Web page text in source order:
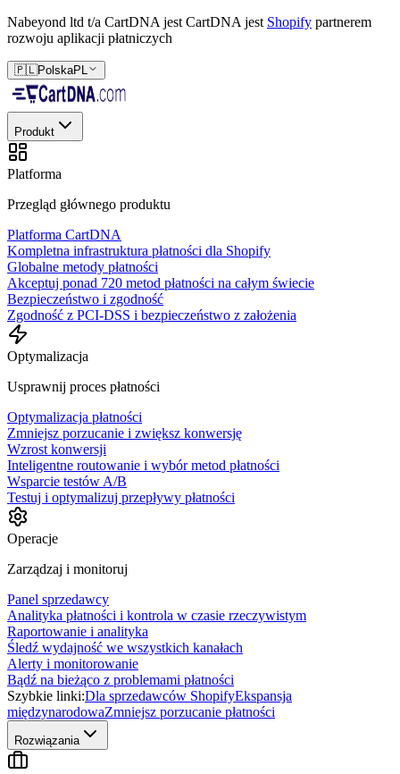
Nabeyond ltd t/a CartDNA jest CartDNA jest Shopify partnerem
rozwoju aplikacji płatniczych
🇵🇱PolskaPL
Produkt
Platforma
Przegląd głównego produktu
Platforma CartDNA
Kompletna infrastruktura płatności dla Shopify
Globalne metody płatności
Akceptuj ponad 720 metod płatności na całym świecie
Bezpieczeństwo i zgodność
Zgodność z PCI-DSS i bezpieczeństwo z założenia
Optymalizacja
Usprawnij proces płatności
Optymalizacja płatności
Zmniejsz porzucanie i zwiększ konwersję
Wzrost konwersji
Inteligentne routowanie i wybór metod płatności
Wsparcie testów A/B
Testuj i optymalizuj przepływy płatności
Operacje
Zarządzaj i monitoruj
Panel sprzedawcy
Analityka płatności i kontrola w czasie rzeczywistym
Raportowanie i analityka
Śledź wydajność we wszystkich kanałach
Alerty i monitorowanie
Bądź na bieżąco z problemami płatności
Szybkie linki:Dla sprzedawców ShopifyEkspansja
międzynarodowaZmniejsz porzucanie płatności
Rozwiązania